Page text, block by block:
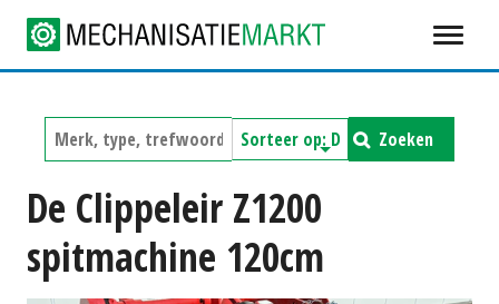
Zoeken
De Clippeleir Z1200
spitmachine 120cm